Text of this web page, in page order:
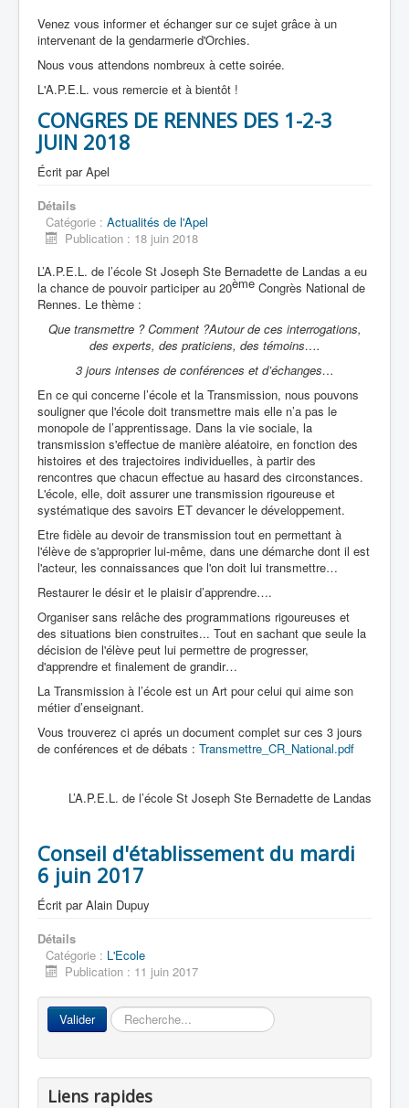
Infos pratiques
Les associations
Venez vous informer et échanger sur ce sujet grâce à un
intervenant de la gendarmerie d'Orchies.
Nous vous attendons nombreux à cette soirée.
L'A.P.E.L. vous remercie et à bientôt !
CONGRES DE RENNES DES 1-2-3
JUIN 2018
Écrit parApel
Détails
Catégorie : Actualités de l'Apel
Publication : 18 juin 2018
L’A.P.E.L. de l’école St Joseph Ste Bernadette de Landas a eu
la chance de pouvoir participer au 20ème Congrès National de
Rennes. Le thème :
Que transmettre ? Comment ?Autour de ces interrogations,
des experts, des praticiens, des témoins….
3 jours intenses de conférences et d’échanges…
En ce qui concerne l’école et la Transmission, nous pouvons
souligner que l'école doit transmettre mais elle n’a pas le
monopole de l’apprentissage. Dans la vie sociale, la
transmission s'effectue de manière aléatoire, en fonction des
histoires et des trajectoires individuelles, à partir des
rencontres que chacun effectue au hasard des circonstances.
L'école, elle, doit assurer une transmission rigoureuse et
systématique des savoirs ET devancer le développement.
Etre fidèle au devoir de transmission tout en permettant à
l'élève de s'approprier lui-même, dans une démarche dont il est
l'acteur, les connaissances que l'on doit lui transmettre…
Restaurer le désir et le plaisir d’apprendre….
Organiser sans relâche des programmations rigoureuses et
des situations bien construites... Tout en sachant que seule la
décision de l'élève peut lui permettre de progresser,
d'apprendre et finalement de grandir…
La Transmission à l’école est un Art pour celui qui aime son
métier d’enseignant.
Vous trouverez ci aprés un document complet sur ces 3 jours
de conférences et de débats : Transmettre_CR_National.pdf
L’A.P.E.L. de l’école St Joseph Ste Bernadette de Landas
Conseil d'établissement du mardi
6 juin 2017
Écrit parAlain Dupuy
Détails
Catégorie : L'Ecole
Publication : 11 juin 2017
Valider Rechercher
Liens rapides